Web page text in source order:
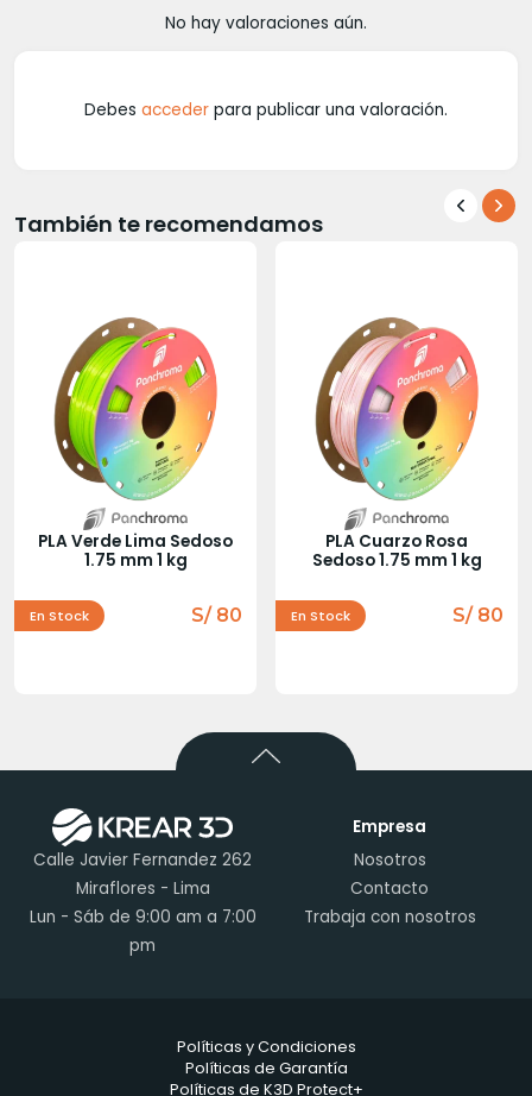
No hay valoraciones aún.
Debes acceder para publicar una valoración.
También te recomendamos
PLA Verde Lima Sedoso
1.75 mm 1 kg
En Stock S/ 80
PLA Cuarzo Rosa
Sedoso 1.75 mm 1 kg
En Stock S/ 80
Calle Javier Fernandez 262
Miraflores - Lima
Lun - Sáb de 9:00 am a 7:00
pm
Empresa
Nosotros
Contacto
Trabaja con nosotros
Políticas y Condiciones
Políticas de Garantía
Políticas de K3D Protect+